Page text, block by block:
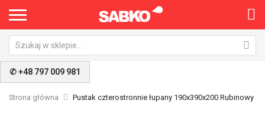
✆ +48 797 009 981
Strona główna Pustak czterostronnie łupany 190x390x200 Rubinowy